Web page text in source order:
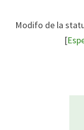
Modifo de la
[